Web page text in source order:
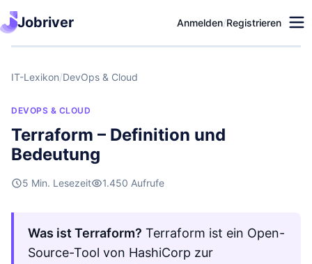
Jobriver Anmelden/Registrieren
IT-Lexikon/DevOps & Cloud
DEVOPS & CLOUD
Terraform – Definition und
Bedeutung
5 Min. Lesezeit 1.450 Aufrufe
Was ist Terraform? Terraform ist ein Open-
Source-Tool von HashiCorp zur